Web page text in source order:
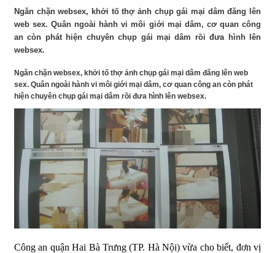
Ngăn chặn websex, khởi tố thợ ảnh chụp gái mại dâm đăng lên
web sex. Quân ngoài hành vi môi giới mại dâm, cơ quan công
an còn phát hiện chuyên chụp gái mại dâm rồi đưa hình lên
websex.
Ngăn chặn websex, khởi tố thợ ảnh chụp gái mại dâm đăng lên web
sex. Quân ngoài hành vi môi giới mại dâm, cơ quan công an còn phát
hiện chuyên chụp gái mại dâm rồi đưa hình lên websex.
Công an quận Hai Bà Trưng (TP. Hà Nội) vừa cho biết, đơn vị